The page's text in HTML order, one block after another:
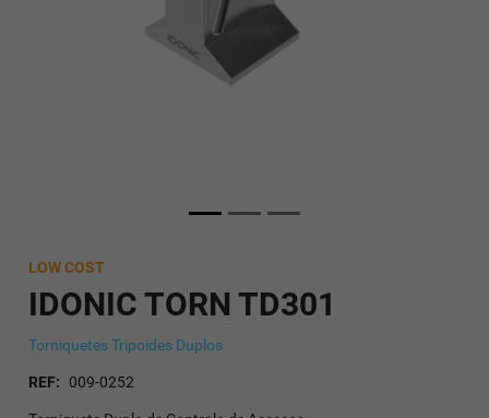
LOW COST
IDONIC TORN TD301
Torniquetes Tripoides Duplos
REF: 009-0252